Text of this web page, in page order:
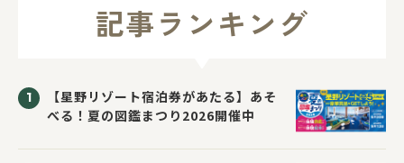
記事ランキング
【星野リゾート宿泊券があたる】あそ
べる！夏の図鑑まつり2026開催中